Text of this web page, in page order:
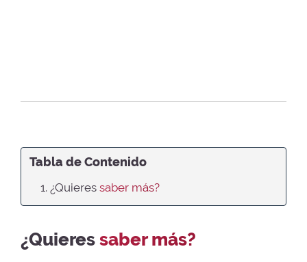
Tabla de Contenido
1. ¿Quieres saber más?
¿Quieressaber más?